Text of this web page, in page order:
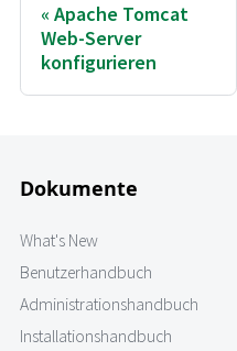
Apache Tomcat
Web-Server
konfigurieren
Dokumente
What's New
Benutzerhandbuch
Administrationshandbuch
Installationshandbuch